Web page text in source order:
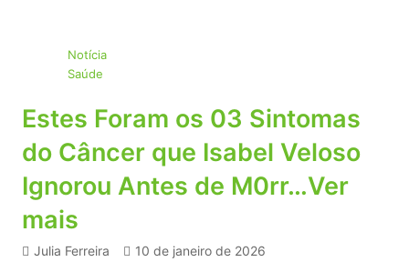
Notícia
Saúde
Estes Foram os 03 Sintomas
do Câncer que Isabel Veloso
Ignorou Antes de M0rr…Ver
mais
Julia Ferreira 10 de janeiro de 2026